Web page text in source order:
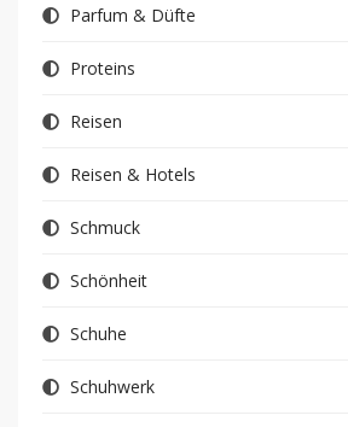
Parfum & Düfte
Proteins
Reisen
Reisen & Hotels
Schmuck
Schönheit
Schuhe
Schuhwerk